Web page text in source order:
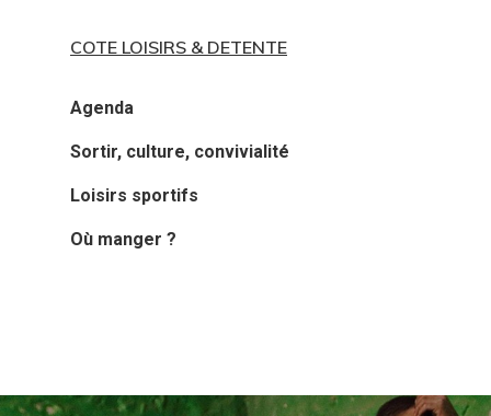
COTE LOISIRS & DETENTE
Agenda
Sortir, culture, convivialité
Loisirs sportifs
Où manger ?